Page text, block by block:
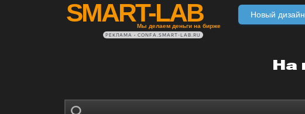
SMART-LAB
Мы делаем деньги на бирже
Новый дизайн
РЕКЛАМА • CONFA.SMART-LAB.RU